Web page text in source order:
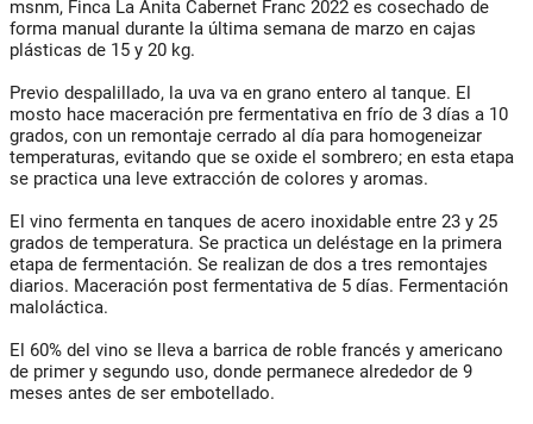
msnm, Finca La Anita Cabernet Franc 2022 es cosechado de
forma manual durante la última semana de marzo en cajas
plásticas de 15 y 20 kg.
Previo despalillado, la uva va en grano entero al tanque. El
mosto hace maceración pre fermentativa en frío de 3 días a 10
grados, con un remontaje cerrado al día para homogeneizar
temperaturas, evitando que se oxide el sombrero; en esta etapa
se practica una leve extracción de colores y aromas.
El vino fermenta en tanques de acero inoxidable entre 23 y 25
grados de temperatura. Se practica un deléstage en la primera
etapa de fermentación. Se realizan de dos a tres remontajes
diarios. Maceración post fermentativa de 5 días. Fermentación
maloláctica.
El 60% del vino se lleva a barrica de roble francés y americano
de primer y segundo uso, donde permanece alrededor de 9
meses antes de ser embotellado.